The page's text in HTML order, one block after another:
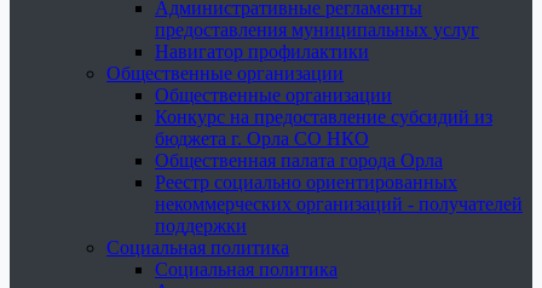
Административные регламенты
предоставления муниципальных услуг
Навигатор профилактики
Общественные организации
Общественные организации
Конкурс на предоставление субсидий из
бюджета г. Орла СО НКО
Общественная палата города Орла
Реестр социально ориентированных
некоммерческих организаций - получателей
поддержки
Социальная политика
Социальная политика